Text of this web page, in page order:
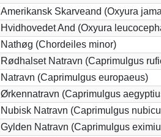
Amerikansk Skarveand (Oxyura
Hvidhovedet And (Oxyura
Nathøg (Chordeiles minor)
Rødhalset Natravn (Caprimulgus
Natravn (Caprimulgus europaeus)
Ørkennatravn (Caprimulgus
Nubisk Natravn (Caprimulgus
Gylden Natravn (Caprimulgus